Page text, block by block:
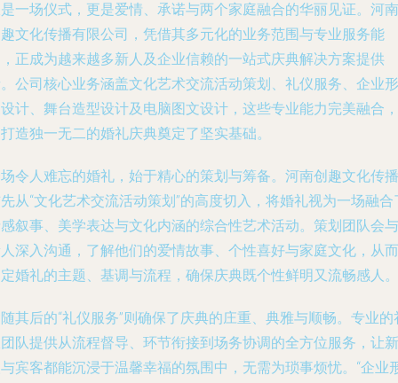
一场仪式，更是爱情、承诺与两个家庭融合的华丽见证。河南
文化传播有限公司，凭借其多元化的业务范围与专业服务能
正成为越来越多新人及企业信赖的一站式庆典解决方案提供
公司核心业务涵盖文化艺术交流活动策划、礼仪服务、企业形
计、舞台造型设计及电脑图文设计，这些专业能力完美融合，
造独一无二的婚礼庆典奠定了坚实基础。
令人难忘的婚礼，始于精心的策划与筹备。河南创趣文化传播
从“文化艺术交流活动策划”的高度切入，将婚礼视为一场融合
叙事、美学表达与文化内涵的综合性艺术活动。策划团队会与
深入沟通，了解他们的爱情故事、个性喜好与家庭文化，从而
婚礼的主题、基调与流程，确保庆典既个性鲜明又流畅感人。
其后的“礼仪服务”则确保了庆典的庄重、典雅与顺畅。专业的
队提供从流程督导、环节衔接到场务协调的全方位服务，让新
宾客都能沉浸于温馨幸福的氛围中，无需为琐事烦忧。“企业